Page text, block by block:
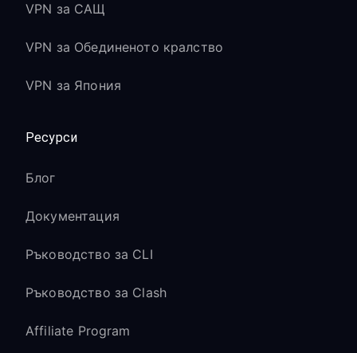
VPN за САЩ
VPN за Обединеното кралство
VPN за Япония
Ресурси
Блог
Документация
Ръководство за CLI
Ръководство за Clash
Affiliate Program